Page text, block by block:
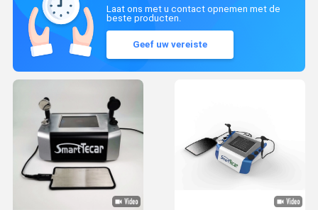
Laat ons met u contact opnemen met de
beste producten.
Geef uw vereiste